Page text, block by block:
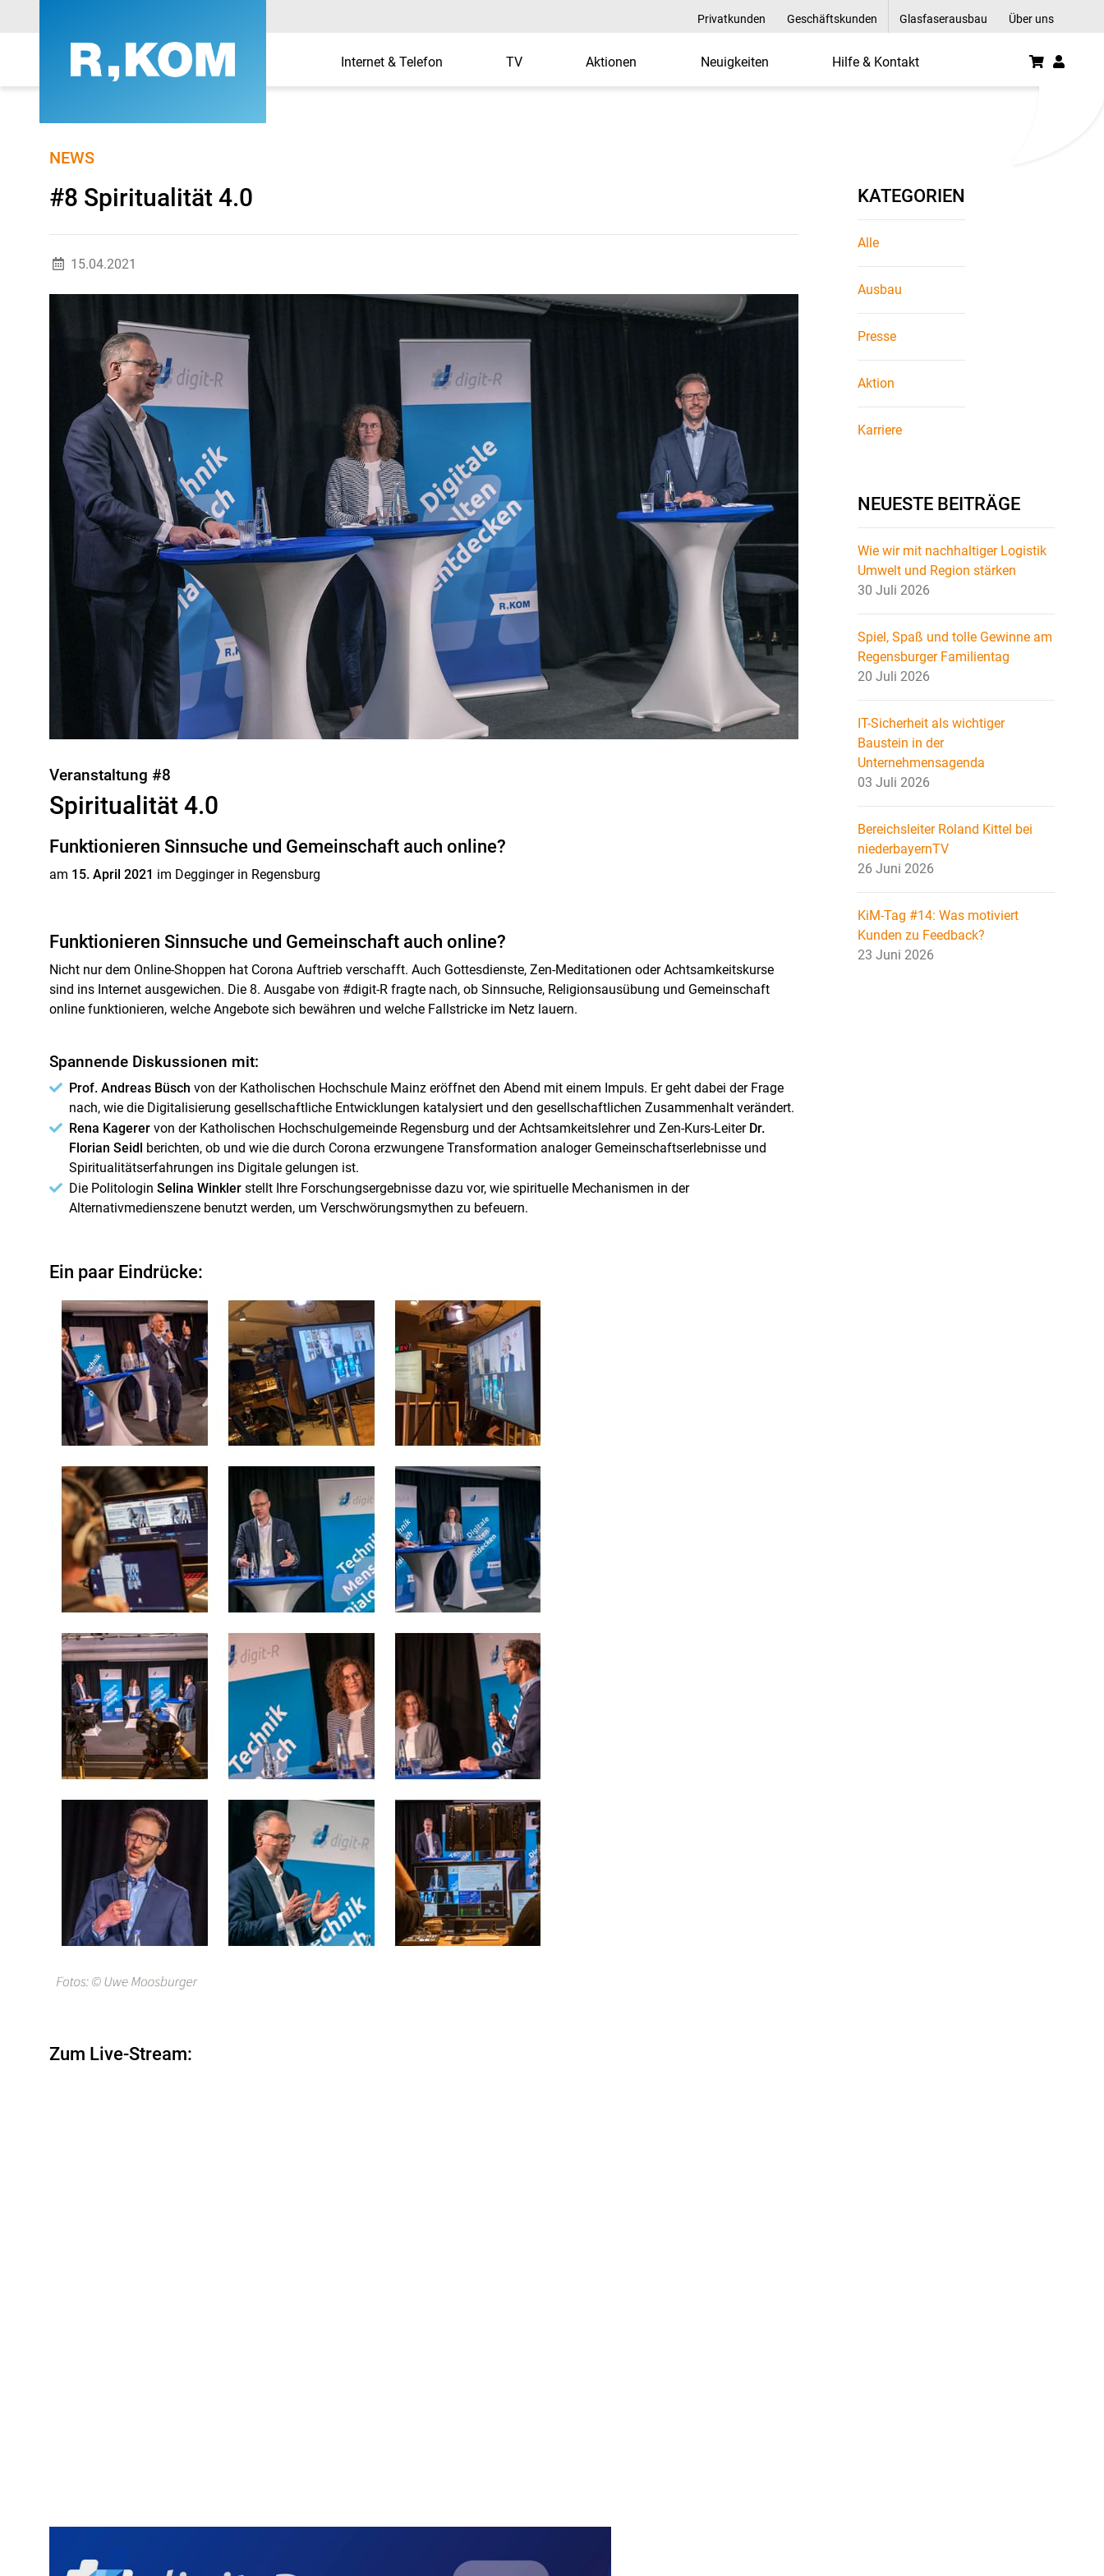
Privatkunden Geschäftskunden Glasfaserausbau Über uns
Internet & Telefon TV Aktionen Neuigkeiten Hilfe & Kontakt
NEWS
#8 Spiritualität 4.0
15.04.2021
Veranstaltung #8
Spiritualität 4.0
Funktionieren Sinnsuche und Gemeinschaft auch online?
am 15. April 2021 im Degginger in Regensburg
Funktionieren Sinnsuche und Gemeinschaft auch online?
Nicht nur dem Online-Shoppen hat Corona Auftrieb verschafft. Auch Gottesdienste, Zen-Meditationen oder Achtsamkeitskurse
sind ins Internet ausgewichen. Die 8. Ausgabe von #digit-R fragte nach, ob Sinnsuche, Religionsausübung und Gemeinschaft
online funktionieren, welche Angebote sich bewähren und welche Fallstricke im Netz lauern.
Spannende Diskussionen mit:
Prof. Andreas Büsch von der Katholischen Hochschule Mainz eröffnet den Abend mit einem Impuls. Er geht dabei der Frage
nach, wie die Digitalisierung gesellschaftliche Entwicklungen katalysiert und den gesellschaftlichen Zusammenhalt verändert.
Rena Kagerer von der Katholischen Hochschulgemeinde Regensburg und der Achtsamkeitslehrer und Zen-Kurs-Leiter Dr.
Florian Seidl berichten, ob und wie die durch Corona erzwungene Transformation analoger Gemeinschaftserlebnisse und
Spiritualitätserfahrungen ins Digitale gelungen ist.
Die Politologin Selina Winkler stellt Ihre Forschungsergebnisse dazu vor, wie spirituelle Mechanismen in der
Alternativmedienszene benutzt werden, um Verschwörungsmythen zu befeuern.
Ein paar Eindrücke:
Zum Live-Stream:
KATEGORIEN
Alle
Ausbau
Presse
Aktion
Karriere
NEUESTE BEITRÄGE
Wie wir mit nachhaltiger Logistik
Umwelt und Region stärken
30 Juli 2026
Spiel, Spaß und tolle Gewinne am
Regensburger Familientag
20 Juli 2026
IT-Sicherheit als wichtiger
Baustein in der
Unternehmensagenda
03 Juli 2026
Bereichsleiter Roland Kittel bei
niederbayernTV
26 Juni 2026
KiM-Tag #14: Was motiviert
Kunden zu Feedback?
23 Juni 2026